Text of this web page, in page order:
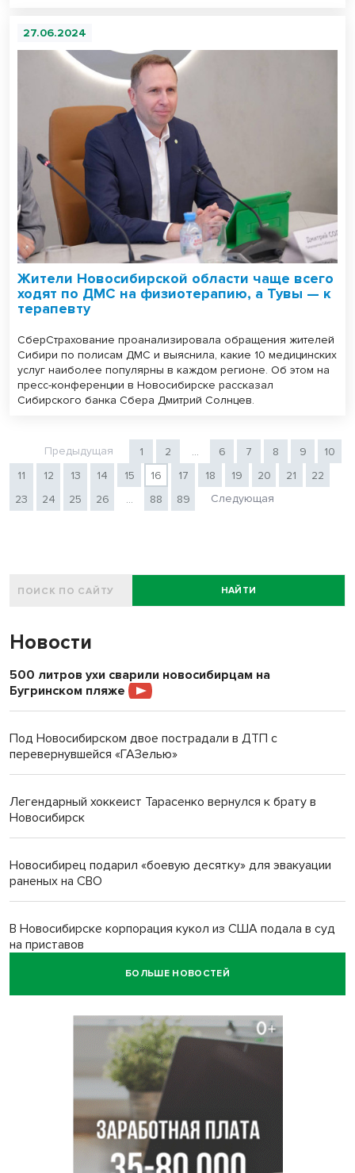
27.06.2024
Жители Новосибирской области чаще всего
ходят по ДМС на физиотерапию, а Тувы — к
терапевту
СберСтрахование проанализировала обращения жителей
Сибири по полисам ДМС и выяснила, какие 10 медицинских
услуг наиболее популярны в каждом регионе. Об этом на
пресс-конференции в Новосибирске рассказал
Сибирского банка Сбера Дмитрий Солнцев.
Предыдущая 1 2 ... 6 7 8 9
10
11
12 13 14 15 16 17 18 19 20 21
22
23
24 25 26 ... 88 89 Следующая
НАЙТИ
Новости
500 литров ухи сварили новосибирцам на
Бугринском пляже
Под Новосибирском двое пострадали в ДТП с
перевернувшейся «ГАЗелью»
Легендарный хоккеист Тарасенко вернулся к брату в
Новосибирск
Новосибирец подарил «боевую десятку» для эвакуации
раненых на СВО
В Новосибирске корпорация кукол из США подала в суд
на приставов
В Новосибирске минздрав объявил бесплатную
В Новосибирске врачи прооперировали 25 тысяч
пациентов с катарактой
Знаменитый орангутан Бату отметил юбилей в
новосибирском зоопарке
БОЛЬШЕ НОВОСТЕЙ